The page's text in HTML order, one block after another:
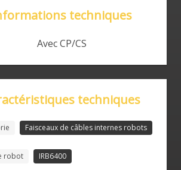
techniques
Avec CP/CS
techniques
Faisceaux de câbles internes robots
robot IRB6400